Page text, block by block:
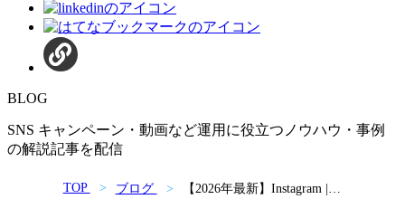
BLOG
SNS キャンペーン・動画など運用に役立つノウハウ・事例
の解説記事を配信
TOP ブログ
【2026年最新】Instagram |